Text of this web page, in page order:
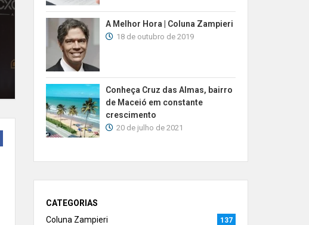
A Melhor Hora | Coluna Zampieri
18 de outubro de 2019
Conheça Cruz das Almas, bairro
de Maceió em constante
crescimento
20 de julho de 2021
CATEGORIAS
Coluna Zampieri
137